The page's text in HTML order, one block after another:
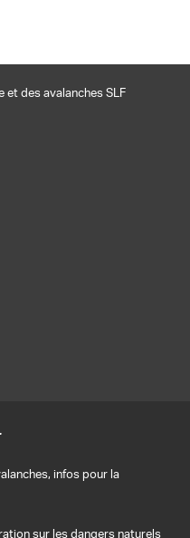
et des avalanches SLF
infos pour la